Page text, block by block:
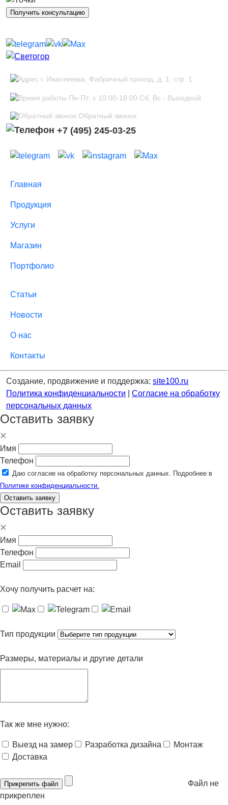
Получить консультацию
г. Ивантеевка, Фабричный проезд, д. 1, стр. 1
Пн-Пт: с 10:00-18:00 Сб, Вс - Выходной
Обратный звонок
+7 (495) 245-03-25
Главная
Продукция
Услуги
Магазин
Портфолио
Статьи
Новости
О нас
Контакты
Создание, продвижение и поддержка: site100.ru
Политика конфиденциальности
Согласие на обработку
персональных данных
Оставить заявку
Имя
Телефон
Даю согласие на обработку персональных данных. Подробнее в
Политике конфиденциальности.
Оставить заявку
Оставить заявку
Имя
Телефон
Email
Хочу получить расчет на:
Тип продукции
Размеры, материалы и другие детали
Так же мне нужно:
Выезд на замер Разработка дизайна
Монтаж
Доставка
Прикрепить файл
Файл не
прикреплен